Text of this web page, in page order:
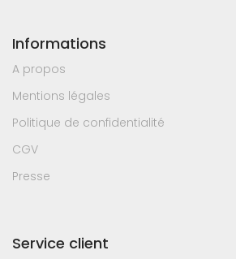
Informations
A propos
Mentions légales
Politique de confidentialité
CGV
Presse
Service client